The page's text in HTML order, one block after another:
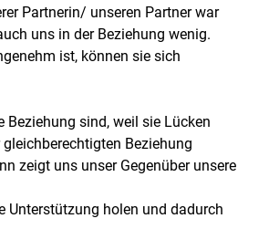
Partnerin/ unseren Partner war
uns in der Beziehung wenig.
ist, können sie sich
Beziehung sind, weil sie Lücken
Beziehung
zeigt uns unser Gegenüber unsere
Unterstützung holen und dadurch